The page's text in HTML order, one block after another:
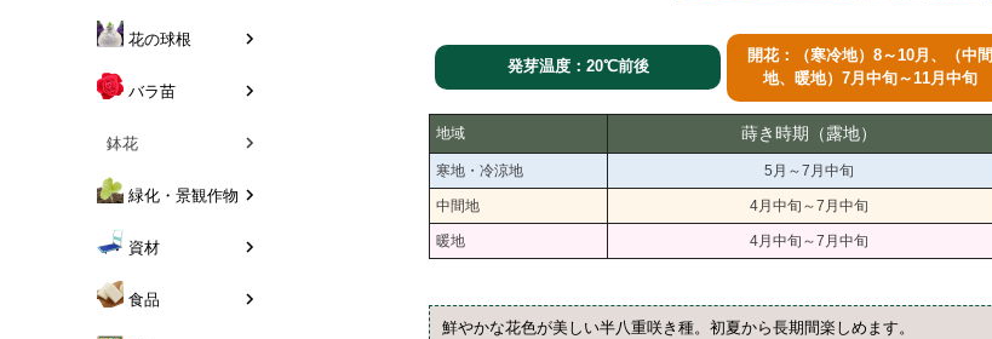
花の球根
バラ苗
鉢花
緑化・景観作物
資材
食品
発芽温度：20℃前後
開花：（寒冷地）8～10月、（中間
地、暖地）7月中旬～11月中旬
地域 蒔き時期（露地）
寒地・冷涼地 5月～7月中旬
中間地 4月中旬～7月中旬
暖地 4月中旬～7月中旬
鮮やかな花色が美しい半八重咲き種。初夏から長期間楽しめます。